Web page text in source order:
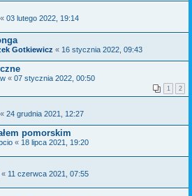
« 03 lutego 2022, 19:14
Gotkiewicz « 16 stycznia 2022, 09:43
« 07 stycznia 2022, 00:50
1 2
« 24 grudnia 2021, 12:27
pomorskim
« 18 lipca 2021, 19:20
« 11 czerwca 2021, 07:55